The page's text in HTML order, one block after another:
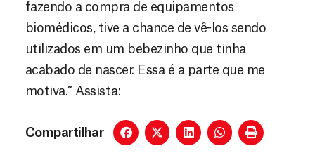
fazendo a compra de equipamentos
biomédicos, tive a chance de vê-los sendo
utilizados em um bebezinho que tinha
acabado de nascer. Essa é a parte que me
motiva.” Assista:
Compartilhar